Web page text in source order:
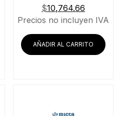
$10,764.66
Precios no incluyen IVA
AÑADIR AL CARRITO